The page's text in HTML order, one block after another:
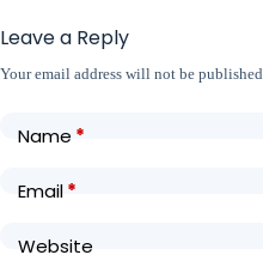
Leave a Reply
Your email address will not be published.
Name*
Email*
Website